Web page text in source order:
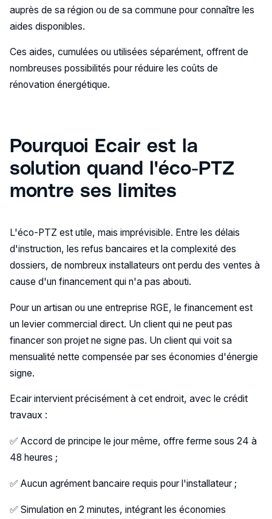
auprès de sa région ou de sa commune pour connaître les
aides disponibles​.
Ces aides, cumulées ou utilisées séparément, offrent de
nombreuses possibilités pour réduire les coûts de
rénovation énergétique.
Pourquoi Ecair est la
solution quand l'éco-PTZ
montre ses limites
L'éco-PTZ est utile, mais imprévisible. Entre les délais
d'instruction, les refus bancaires et la complexité des
dossiers, de nombreux installateurs ont perdu des ventes à
cause d'un financement qui n'a pas abouti.
Pour un artisan ou une entreprise RGE, le financement est
un levier commercial direct. Un client qui ne peut pas
financer son projet ne signe pas. Un client qui voit sa
mensualité nette compensée par ses économies d'énergie
signe.
Ecair intervient précisément à cet endroit, avec le crédit
travaux :
✅ Accord de principe le jour même, offre ferme sous 24 à
48 heures ;
✅ Aucun agrément bancaire requis pour l'installateur ;
✅ Simulation en 2 minutes, intégrant les économies